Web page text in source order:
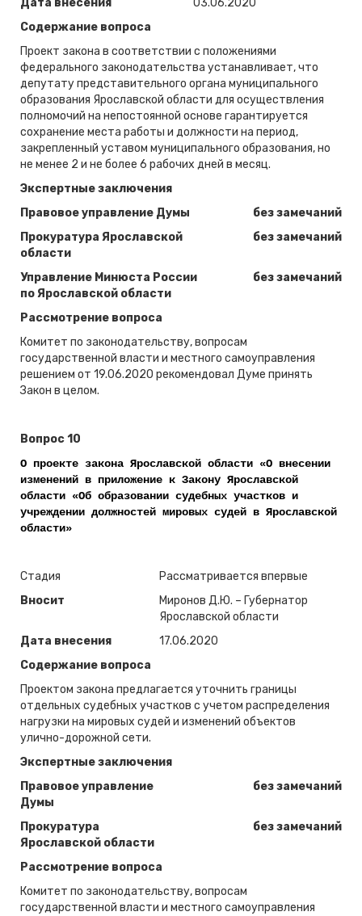
Дата внесения
03.06.2020
Содержание вопроса
Проект закона в соответствии с положениями
федерального законодательства устанавливает, что
депутату представительного органа муниципального
образования Ярославской области для осуществления
полномочий на непостоянной основе гарантируется
сохранение места работы и должности на период,
закрепленный уставом муниципального образования, но
не менее 2 и не более 6 рабочих дней в месяц.
Экспертные заключения
Правовое управление Думы
без замечаний
Прокуратура Ярославской
области
без замечаний
Управление Минюста России
по Ярославской области
без замечаний
Рассмотрение вопроса
Комитет по законодательству, вопросам
государственной власти и местного самоуправления
решением от 19.06.2020 рекомендовал Думе принять
Закон в целом.
Вопрос 10
О проекте закона Ярославской области «О внесении
изменений в приложение к Закону Ярославской
области «Об образовании судебных участков и
учреждении должностей мировых судей в Ярославской
области»
Стадия
Рассматривается впервые
Вносит
Миронов Д.Ю. – Губернатор
Ярославской области
Дата внесения
17.06.2020
Содержание вопроса
Проектом закона предлагается уточнить границы
отдельных судебных участков с учетом распределения
нагрузки на мировых судей и изменений объектов
улично-дорожной сети.
Экспертные заключения
Правовое управление
Думы
без замечаний
Прокуратура
Ярославской области
без замечаний
Рассмотрение вопроса
Комитет по законодательству, вопросам
государственной власти и местного самоуправления